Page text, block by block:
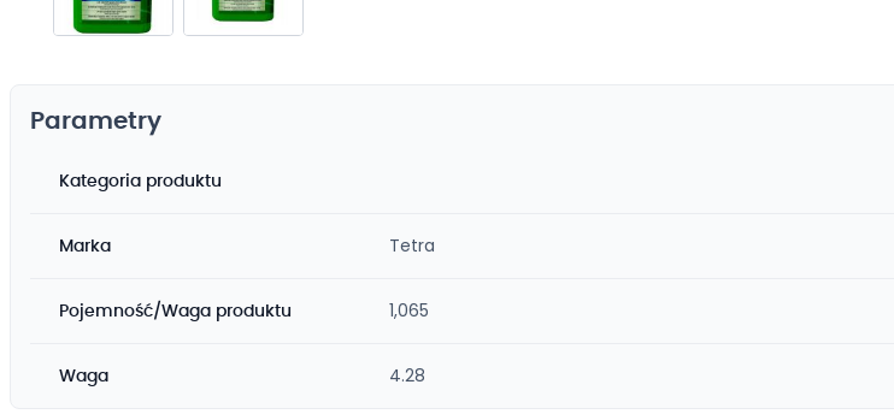
początek
Parametry
Kategoria produktu
Marka Tetra
Pojemność/Waga produktu 1,065
Waga 4.28